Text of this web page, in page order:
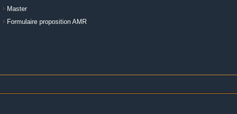
Master
Formulaire proposition AMR